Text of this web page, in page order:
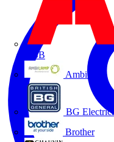
ABB
Ambilamp
BG Electrical
Brother